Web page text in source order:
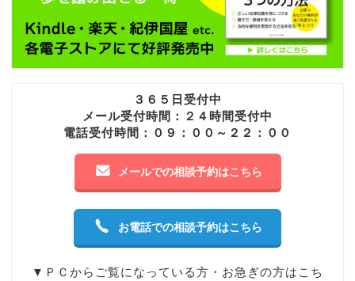
３６５日受付中
メール受付時間：２４時間受付中
電話受付時間：０９：００～２２：００
メールでの相談予約はこちら
お電話での相談予約はこちら
▼ＰＣからご覧になっている方・お急ぎの方はこち